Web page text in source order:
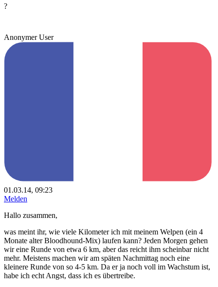
?
Anonymer User
01.03.14, 09:23
Melden
Hallo zusammen,
was meint ihr, wie viele Kilometer ich mit meinem Welpen (ein 4
Monate alter Bloodhound-Mix) laufen kann? Jeden Morgen gehen
wir eine Runde von etwa 6 km, aber das reicht ihm scheinbar nicht
mehr. Meistens machen wir am späten Nachmittag noch eine
kleinere Runde von so 4-5 km. Da er ja noch voll im Wachstum ist,
habe ich echt Angst, dass ich es übertreibe.